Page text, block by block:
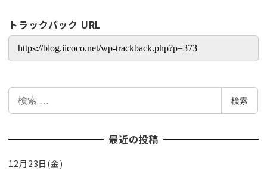
トラックバック URL
索
検索
最近の投稿
12月23日(金)